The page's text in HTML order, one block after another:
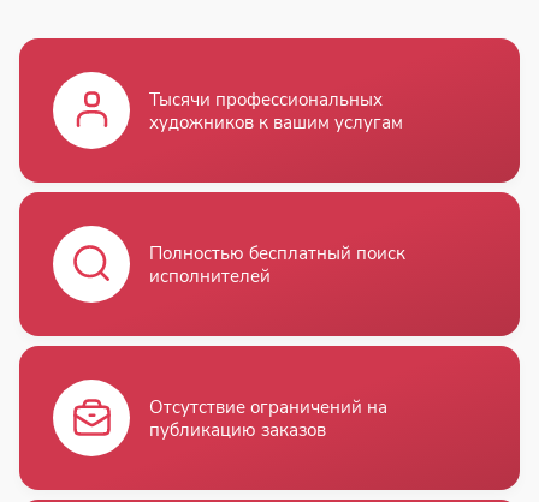
Тысячи профессиональных
художников к вашим услугам
Полностью бесплатный поиск
исполнителей
Отсутствие ограничений на
публикацию заказов